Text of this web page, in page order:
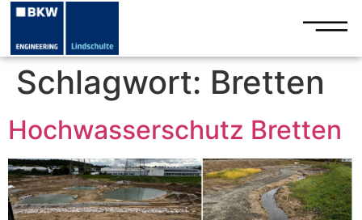
Schlagwort: Bretten
Hochwasserschutz Bretten